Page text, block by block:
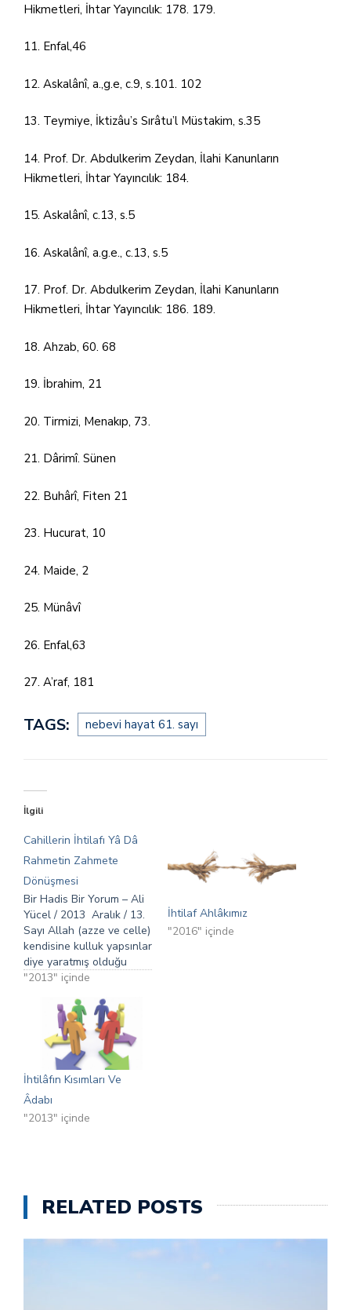
Hikmetleri, İhtar Yayıncılık: 178. 179.
11. Enfal,46
12. Askalânî, a.,g.e, c.9, s.101. 102
13. Teymiye, İktizâu’s Sırâtu’l Müstakim, s.35
14. Prof. Dr. Abdulkerim Zeydan, İlahi Kanunların
Hikmetleri, İhtar Yayıncılık: 184.
15. Askalânî, c.13, s.5
16. Askalânî, a.g.e., c.13, s.5
17. Prof. Dr. Abdulkerim Zeydan, İlahi Kanunların
Hikmetleri, İhtar Yayıncılık: 186. 189.
18. Ahzab, 60. 68
19. İbrahim, 21
20. Tirmizi, Menakıp, 73.
21. Dârimî. Sünen
22. Buhârî, Fiten 21
23. Hucurat, 10
24. Maide, 2
25. Münâvî
26. Enfal,63
27. A’raf, 181
TAGS: nebevi hayat 61. sayı
İlgili
Cahillerin İhtilafı Yâ Dâ
Rahmetin Zahmete
Dönüşmesi
Bir Hadis Bir Yorum – Ali
Yücel / 2013 Aralık / 13.
Sayı Allah (azze ve celle)
kendisine kulluk yapsınlar
diye yaratmış olduğu
insanların içerisinden
edenleri kardeş ilan
etmiş, aralarında şefkatli
ve merhametli
davranmaları gerektiğini
sahabelerin şahsında
müslümanlara emretmiş
ve öğretmiştir.
“Muhammed Allah’ın
"2013" içinde
İhtilaf Ahlâkımız
"2016" içinde
İhtilâfın Kısımları Ve
Âdabı
"2013" içinde
RELATED POSTS